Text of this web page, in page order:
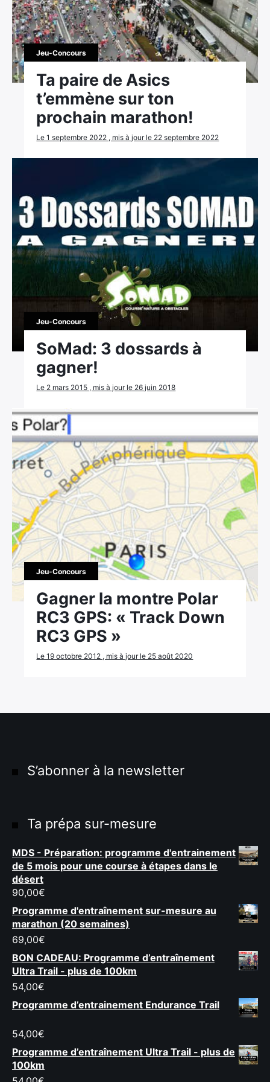
Jeu-Concours
Ta paire de Asics
t’emmène sur ton
prochain marathon!
Le 1 septembre 2022 , mis à jour le 22 septembre 2022
Jeu-Concours
SoMad: 3 dossards à
gagner!
Le 2 mars 2015 , mis à jour le 26 juin 2018
Jeu-Concours
Gagner la montre Polar
RC3 GPS: « Track Down
RC3 GPS »
Le 19 octobre 2012 , mis à jour le 25 août 2020
Ultra Trail de Mon Jardin
Grand Tour du Bassin d’Arcachon
S’abonner à la newsletter
Ta prépa sur-mesure
MDS - Préparation: programme d'entrainement
de 5 mois pour une course à étapes dans le
désert
90,00€
Programme d'entraînement sur-mesure au
marathon (20 semaines)
69,00€
BON CADEAU: Programme d’entraînement
Ultra Trail - plus de 100km
54,00€
Programme d’entrainement Endurance Trail
54,00€
Programme d’entraînement Ultra Trail - plus de
100km
×
Rechercher
: